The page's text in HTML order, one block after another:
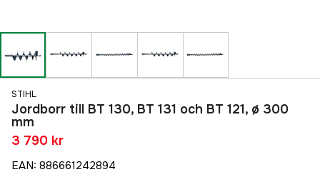
STIHL
Jordborr till BT 130, BT 131 och BT 121, ø 300
mm
3 790 kr
EAN: 886661242894